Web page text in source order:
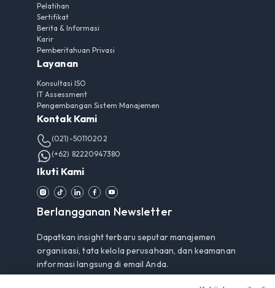
Pelatihan
Sertifikat
Berita & Informasi
Karir
Pemberitahuan Privasi
Layanan
Konsultasi ISO
IT Assessment
Pengembangan Sistem Manajemen
Kontak Kami
(021)-50110202
(+62) 82220947380
Ikuti Kami
Berlangganan Newsletter
Dapatkan insight terbaru seputar manajemen
organisasi, tata kelola perusahaan, dan keamanan
informasi langsung di email Anda.